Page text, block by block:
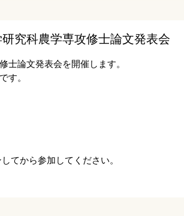
究科農学専攻修士論文発表会
士論文発表会を開催します。
す。
てから参加してください。